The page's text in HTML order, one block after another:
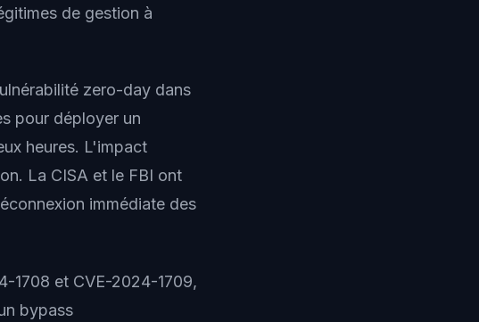
de gestion à
zero-day dans
pour déployer un
heures. L'impact
La CISA et le FBI ont
immédiate des
1708 et CVE-2024-1709,
bypass